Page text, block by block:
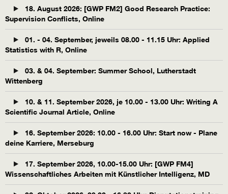
18. August 2026: [GWP FM2] Good Research Practice:
Supervision Conflicts, Online
01. - 04. September, jeweils 08.00 - 11.15 Uhr: Applied
Statistics with R, Online
03. & 04. September: Summer School, Lutherstadt
Wittenberg
10. & 11. September 2026, je 10.00 - 13.00 Uhr: Writing A
Scientific Journal Article, Online
16. September 2026: 10.00 - 16.00 Uhr: Start now - Plane
deine Karriere, Merseburg
17. September 2026, 10.00-15.00 Uhr: [GWP FM4]
Wissenschaftliches Arbeiten mit Künstlicher Intelligenz, MD